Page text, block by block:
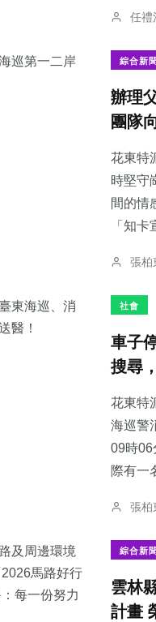
任禮
綜合新聞
辦理
團隊
花東特
時堅守
間的情
「知
張柏
社會
車子
搜尋
花東特
海巡警
09時06
際有一
張柏
綜合新聞
雲林
計畫